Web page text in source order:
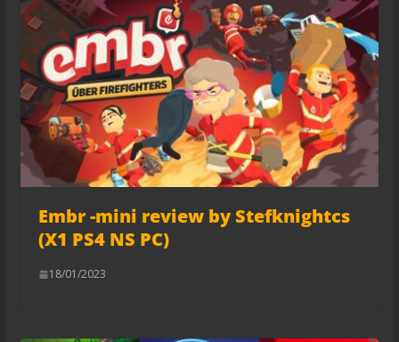
Embr -mini review by Stefknightcs
(X1 PS4 NS PC)
18/01/2023